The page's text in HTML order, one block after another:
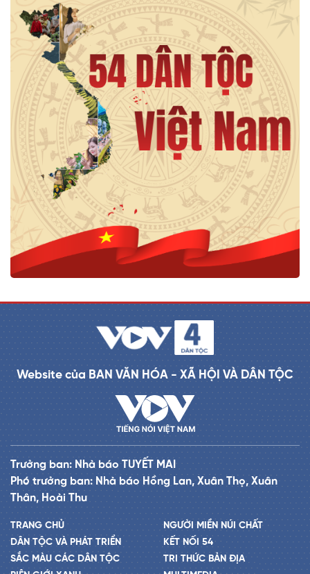
Website của BAN VĂN HÓA - XÃ HỘI VÀ DÂN TỘC
Trưởng ban: Nhà báo TUYẾT MAI
Phó trưởng ban: Nhà báo Hồng Lan, Xuân Thọ, Xuân
Thân, Hoài Thu
TRANG CHỦ
DÂN TỘC VÀ PHÁT TRIỂN
SẮC MÀU CÁC DÂN TỘC
NGƯỜI MIỀN NÚI CHẤT
KẾT NỐI 54
TRI THỨC BẢN ĐỊA